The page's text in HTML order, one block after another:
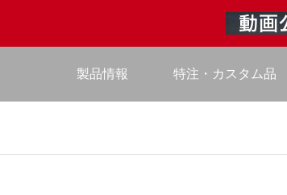
製品情報 特注・カスタム品